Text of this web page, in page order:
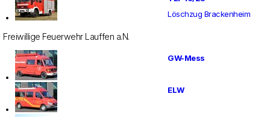
Löschzug Brackenheim
Freiwillige Feuerwehr Lauffen a.N.
GW-Mess
ELW